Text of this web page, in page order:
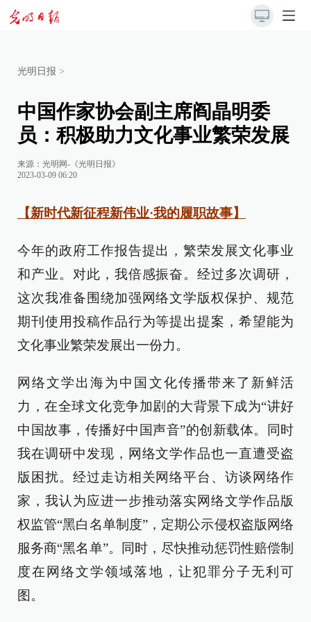
光明日报 >
中国作家协会副主席阎晶明委
员：积极助力文化事业繁荣发展
来源： 光明网-《光明日报》
2023-03-09 06:20
【新时代新征程新伟业·我的履职故事】
今年的政府工作报告提出，繁荣发展文化事业
和产业。对此，我倍感振奋。经过多次调研，
这次我准备围绕加强网络文学版权保护、规范
期刊使用投稿作品行为等提出提案，希望能为
文化事业繁荣发展出一份力。
网络文学出海为中国文化传播带来了新鲜活
力，在全球文化竞争加剧的大背景下成为“讲好
中国故事，传播好中国声音”的创新载体。同时
我在调研中发现，网络文学作品也一直遭受盗
版困扰。经过走访相关网络平台、访谈网络作
家，我认为应进一步推动落实网络文学作品版
权监管“黑白名单制度”，定期公示侵权盗版网络
服务商“黑名单”。同时，尽快推动惩罚性赔偿制
度在网络文学领域落地，让犯罪分子无利可
图。